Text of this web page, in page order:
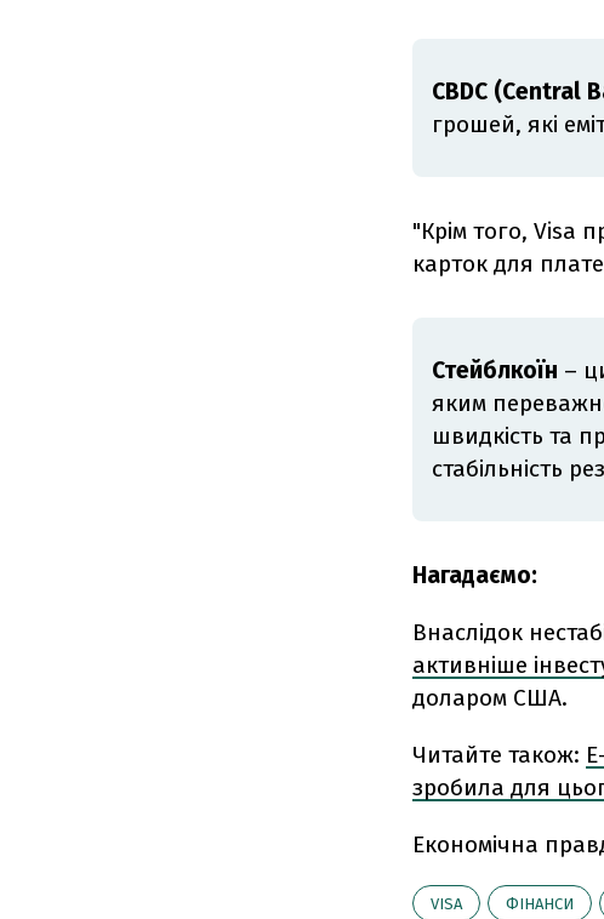
CBDC (Central
грошей, які
"Крім того, Visa
карток для
Стейблкоїн –
яким
швидкість та
стабільність
Нагадаємо:
Внаслідок
активніше
доларом США.
Читайте також:
зробила для
Економічна
VISA ФІНАНСИ